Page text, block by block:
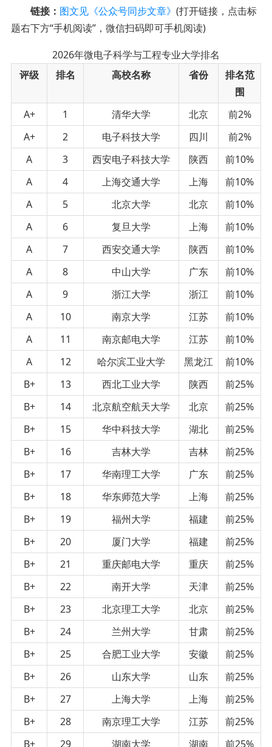
链接： 图文见《公众号同步文章》 (打开链接，点击标
题右下方“手机阅读”，微信扫码即可手机阅读)
2026年微电子科学与工程专业大学排名
评级
排名 高校名称 省份 排名范
围
A+
1 清华大学 北京
前2%
A+
2 电子科技大学 四川
前2%
A
3 西安电子科技大学 陕西
前10%
A
4 上海交通大学 上海
前10%
A
5 北京大学 北京
前10%
A
6 复旦大学 上海
前10%
A
7 西安交通大学 陕西
前10%
A
8 中山大学 广东
前10%
A
9 浙江大学 浙江
前10%
A
10 南京大学 江苏
前10%
A
11 南京邮电大学 江苏
前10%
A
12 哈尔滨工业大学 黑龙江
前10%
B+
13 西北工业大学 陕西
前25%
B+
14 北京航空航天大学 北京
前25%
B+
15 华中科技大学 湖北
前25%
B+
16 吉林大学 吉林
前25%
B+
17 华南理工大学 广东
前25%
B+
18 华东师范大学 上海
前25%
B+
19 福州大学 福建
前25%
B+
20 厦门大学 福建
前25%
B+
21 重庆邮电大学 重庆
前25%
B+
22 南开大学 天津
前25%
B+
23 北京理工大学 北京
前25%
B+
24 兰州大学 甘肃
前25%
B+
25 合肥工业大学 安徽
前25%
B+
26 山东大学 山东
前25%
B+
27 上海大学 上海
前25%
B+
28 南京理工大学 江苏
前25%
B+
29 湖南大学 湖南 前25%